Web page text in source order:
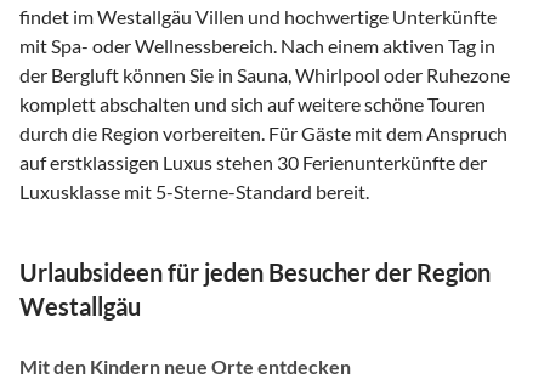
findet im Westallgäu Villen und hochwertige Unterkünfte
mit Spa- oder Wellnessbereich. Nach einem aktiven Tag in
der Bergluft können Sie in Sauna, Whirlpool oder Ruhezone
komplett abschalten und sich auf weitere schöne Touren
durch die Region vorbereiten. Für Gäste mit dem Anspruch
auf erstklassigen Luxus stehen 30 Ferienunterkünfte der
Luxusklasse mit 5-Sterne-Standard bereit.
Urlaubsideen für jeden Besucher der Region
Westallgäu
Mit den Kindern neue Orte entdecken